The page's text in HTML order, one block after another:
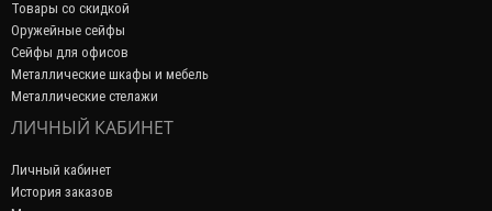
Товары со скидкой
Оружейные сейфы
Сейфы для офисов
Металлические шкафы и мебель
Металлические стелажи
ЛИЧНЫЙ КАБИНЕТ
Личный кабинет
История заказов